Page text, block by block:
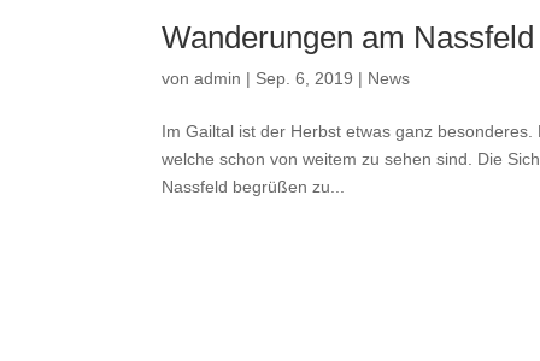
Wanderungen am Nassfeld
vonadmin | Sep. 6, 2019 | News
Im Gailtal ist der Herbst etwas ganz
welche schon von weitem zu sehen sind. Die
Nassfeld begrüßen zu...